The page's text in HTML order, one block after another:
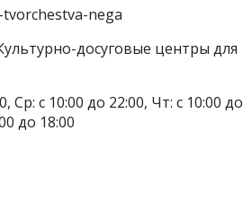
nega
досуговые центры для
Ср: с 10:00 до 22:00, Чт: с 10:00 до
до 18:00